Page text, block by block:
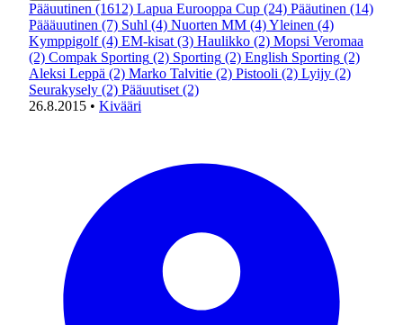
Pääuutinen (1612) Lapua Eurooppa Cup (24) Pääutinen (14)
Päääuutinen (7) Suhl (4) Nuorten MM (4)Yleinen (4)
Kymppigolf (4) EM-kisat (3) Haulikko (2) Mopsi Veromaa
(2) Compak Sporting (2) Sporting (2) English Sporting (2)
Aleksi Leppä (2) Marko Talvitie (2) Pistooli (2) Lyijy (2)
Seurakysely (2) Pääuutiset (2)
26.8.2015 • Kivääri